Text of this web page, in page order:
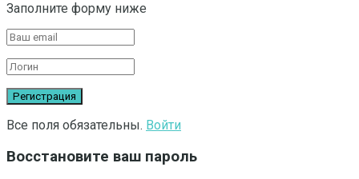
Заполните форму ниже
Все поля обязательны. Войти
Восстановите ваш пароль